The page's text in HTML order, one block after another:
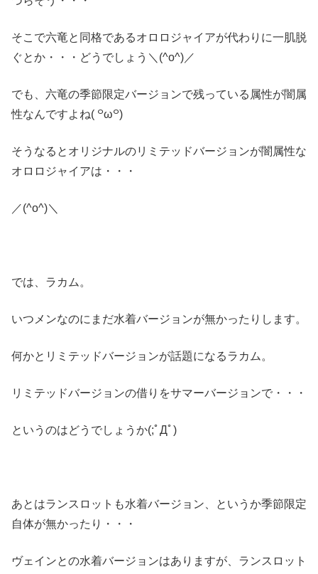
そこで六竜と同格であるオロロジャイアが代わりに一肌脱
ぐとか・・・どうでしょう＼(^o^)／
でも、六竜の季節限定バージョンで残っている属性が闇属
性なんですよね( ꒪ω꒪)
そうなるとオリジナルのリミテッドバージョンが闇属性な
オロロジャイアは・・・
／(^o^)＼
では、ラカム。
いつメンなのにまだ水着バージョンが無かったりします。
何かとリミテッドバージョンが話題になるラカム。
リミテッドバージョンの借りをサマーバージョンで・・・
というのはどうでしょうか(;ﾟДﾟ)
あとはランスロットも水着バージョン、というか季節限定
自体が無かったり・・・
ヴェインとの水着バージョンはありますが、ランスロット